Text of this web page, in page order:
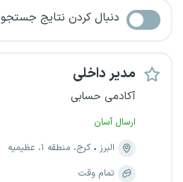
دنبال کردن نتایج جستجو
مدیر داخلی
آکادمی حسابی
ارسال آسان
البرز
کرج، منطقه ۱، عظیمیه
تمام وقت